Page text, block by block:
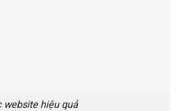
website hiệu quả